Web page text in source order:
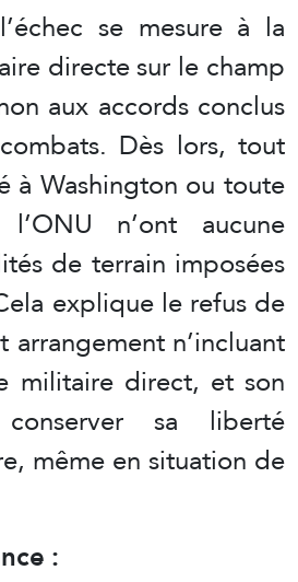
se mesure à la
directe sur le champ
aux accords conclus
Dès lors, tout
à Washington ou toute
n’ont aucune
de terrain imposées
explique le refus de
n’incluant
militaire direct, et son
sa liberté
même en situation de
: